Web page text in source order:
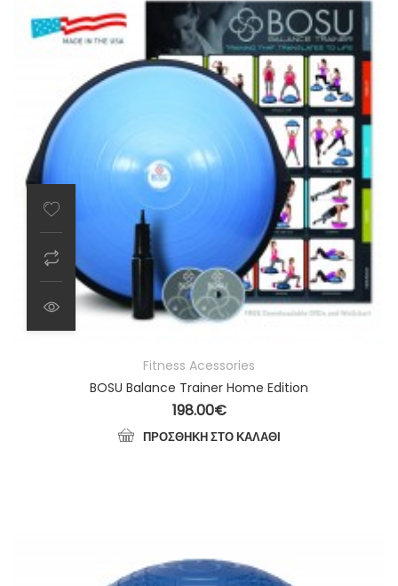
Fitness Acessories
BOSU Balance Trainer Home Edition
198.00€
ΠΡΟΣΘΉΚΗ ΣΤΟ ΚΑΛΆΘΙ